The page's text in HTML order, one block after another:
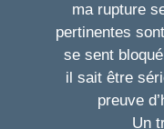
ma rupture
pertinentes
se sent
il sait être
preuve
Un